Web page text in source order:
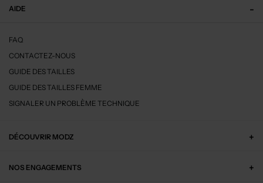
AIDE
FAQ
CONTACTEZ-NOUS
GUIDE DES TAILLES
GUIDE DES TAILLES FEMME
SIGNALER UN PROBLÈME TECHNIQUE
DÉCOUVRIR MODZ
NOS ENGAGEMENTS